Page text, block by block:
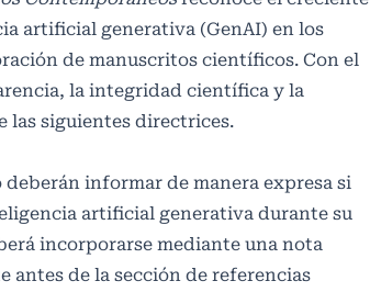
artificial generativa (GenAI) en los
de manuscritos científicos. Con el
la integridad científica y la
las siguientes directrices.
informar de manera expresa si
artificial generativa durante su
incorporarse mediante una nota
antes de la sección de referencias